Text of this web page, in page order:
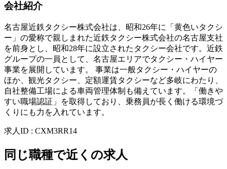
会社紹介
名古屋近鉄タクシー株式会社は、昭和26年に「黄色いタクシ
ー」の愛称で親しまれた近鉄タクシー株式会社の名古屋支社
を前身とし、昭和28年に設立されたタクシー会社です。近鉄
グループの一員として、名古屋エリアでタクシー・ハイヤー
事業を展開しています。 事業は一般タクシー・ハイヤーの
ほか、観光タクシー、定額運賃タクシーなど多岐にわたり、
自社整備工場による車両管理体制も備えています。「働きや
すい職場認証」を取得しており、乗務員が長く働ける環境づ
くりにも力を入れています。
求人ID : CXM3RR14
同じ職種で近くの求人